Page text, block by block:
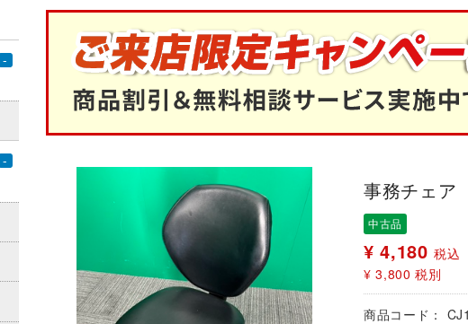
事務チェ
中古品
¥ 4,180 税込
¥ 3,800 税別
商品コード：